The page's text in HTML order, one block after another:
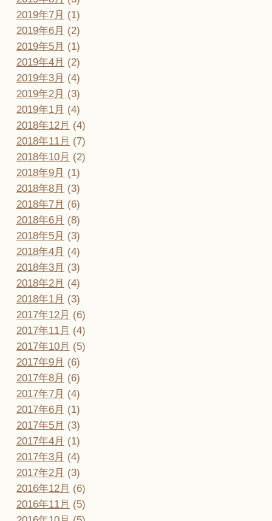
2019年7月 (1)
2019年6月 (2)
2019年5月 (1)
2019年4月 (2)
2019年3月 (4)
2019年2月 (3)
2019年1月 (4)
2018年12月 (4)
2018年11月 (7)
2018年10月 (2)
2018年9月 (1)
2018年8月 (3)
2018年7月 (6)
2018年6月 (8)
2018年5月 (3)
2018年4月 (4)
2018年3月 (3)
2018年2月 (4)
2018年1月 (3)
2017年12月 (6)
2017年11月 (4)
2017年10月 (5)
2017年9月 (6)
2017年8月 (6)
2017年7月 (4)
2017年6月 (1)
2017年5月 (3)
2017年4月 (1)
2017年3月 (4)
2017年2月 (3)
2016年12月 (6)
2016年11月 (5)